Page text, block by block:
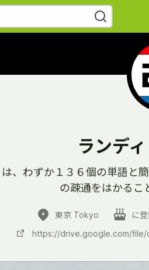
ランデ
は、わずか１３６個の単語と
の疎通をはかるこ
東京 Tokyo に
https://drive.google.com/file/